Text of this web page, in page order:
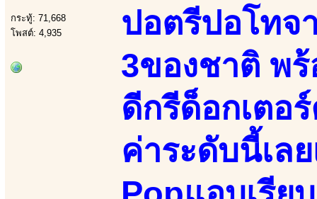
กระทู้: 71,668
โพสต์: 4,935
ปอตรีปอโทจ
3ของชาติ พ
ดีกรีด็อกเตอ
ค่าระดับนี้เล